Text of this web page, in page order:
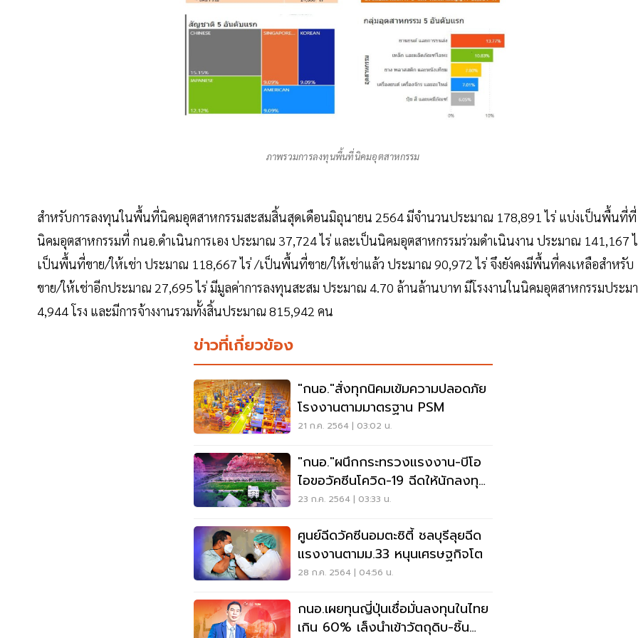
ภาพรวมการลงทุนพื้นที่นิคมอุตสาหกรรม
สำหรับการลงทุนในพื้นที่นิคมอุตสาหกรรมสะสมสิ้นสุดเดือนมิถุนายน 2564 มีจำนวนประมาณ 178,891 ไร่ แบ่งเป็นพื้นที่ที่
นิคมอุตสาหกรรมที่ กนอ.ดำเนินการเอง ประมาณ 37,724 ไร่ และเป็นนิคมอุตสาหกรรมร่วมดำเนินงาน ประมาณ 141,167
เป็นพื้นที่ขาย/ให้เช่า ประมาณ 118,667 ไร่ /เป็นพื้นที่ขาย/ให้เช่าแล้ว ประมาณ 90,972 ไร่ จึงยังคงมีพื้นที่คงเหลือสำหรับ
ขาย/ให้เช่าอีกประมาณ 27,695 ไร่ มีมูลค่าการลงทุนสะสม ประมาณ 4.70 ล้านล้านบาท มีโรงงานในนิคมอุตสาหกรรมประม
4,944 โรง และมีการจ้างงานรวมทั้งสิ้นประมาณ 815,942 คน
ข่าวที่เกี่ยวข้อง
"กนอ."สั่งทุกนิคมเข้มความปลอดภัย
โรงงานตามมาตรฐาน PSM
21 ก.ค. 2564 | 03:02 น.
"กนอ."ผนึกกระทรวงแรงงาน-บีโอ
ไอขอวัคซีนโควิด-19 ฉีดให้นักลงทุน
ต่างชาติ
23 ก.ค. 2564 | 03:33 น.
ศูนย์ฉีดวัคซีนอมตะซิตี้ ชลบุรีลุยฉีด
แรงงานตามม.33 หนุนเศรษฐกิจโต
28 ก.ค. 2564 | 04:56 น.
กนอ.เผยทุนญี่ปุ่นเชื่อมั่นลงทุนในไทย
เกิน 60% เล็งนำเข้าวัตถุดิบ-ชิ้น